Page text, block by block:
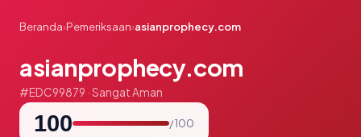
Beranda›Pemeriksaan›asianprophecy.com
asianprophecy.com
#EDC99879 · Sangat Aman
100 / 100